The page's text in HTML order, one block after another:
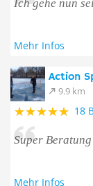
Ich gehe nun
Mehr Infos
Action
9.9 km
18
Super
Mehr Infos